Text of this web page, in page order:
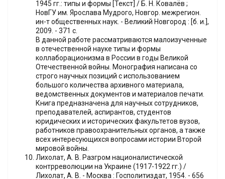
1945 гг.: типы и формы [Текст] / Б. Н. Ковалёв ;
НовГУ им. Ярослава Мудрого, Новгор. межрегион.
ин-т общественных наук. - Великий Новгород : [б. и.],
2009. - 371 с.
В данной работе рассматриваются малоизученные
в отечественной науке типы и формы
коллаборационизма в России в годы Великой
Отечественной войны. Монография написана со
строго научных позиций с использованием
большого количества архивного материала,
ведомственных документов и материалов печати.
Книга предназначена для научных сотрудников,
преподавателей, аспирантов, студентов
юридических и исторических факультетов вузов,
работников правоохранительных органов, а также
всех интересующихся вопросами истории Второй
мировой войны.
Лихолат, А. В. Разгром националистической
контрреволюции на Украине (1917-1922 гг.) /
Лихолат, А. В. - Москва : Госполитиздат, 1954. - 656